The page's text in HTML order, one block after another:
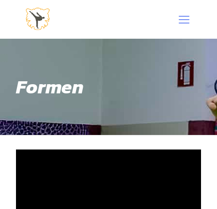
Formen